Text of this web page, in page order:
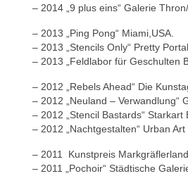
– 2014 „9 plus eins“ Galerie
– 2013 „Ping Pong“ Miami,USA.
– 2013 „Stencils Only“ Pretty
– 2013 „Feldlabor für Geschulten
– 2012 „Rebels Ahead“ Die
– 2012 „Neuland – Verwandlung“
– 2012 „Stencil Bastards“ Starkart
– 2012 „Nachtgestalten“ Urban
– 2011 Kunstpreis Markgräflerland.
– 2011 „Pochoir“ Städtische